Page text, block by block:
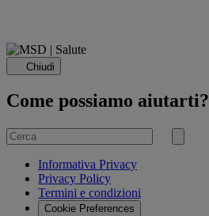
Chiudi
Come possiamo aiutarti?
Cerca
per
Invia
Informativa Privacy
Privacy Policy
Termini e condizioni
Cookie Preferences